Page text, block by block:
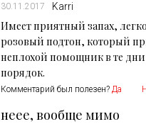
30.11.2017 Karri
Имеет приятный запах,
розовый подтон, который
неплохой помощник в те
порядок.
Комментарий был полезен? Да
неее, вообще мимо